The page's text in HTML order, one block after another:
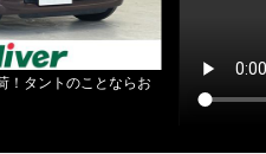
！タントのことならお